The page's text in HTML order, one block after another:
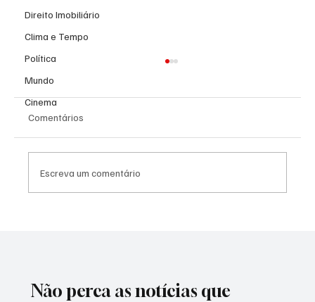
Direito Imobiliário
Clima e Tempo
Política
Mundo
Cinema
Comentários
Escreva um comentário
Não perca as notícias que